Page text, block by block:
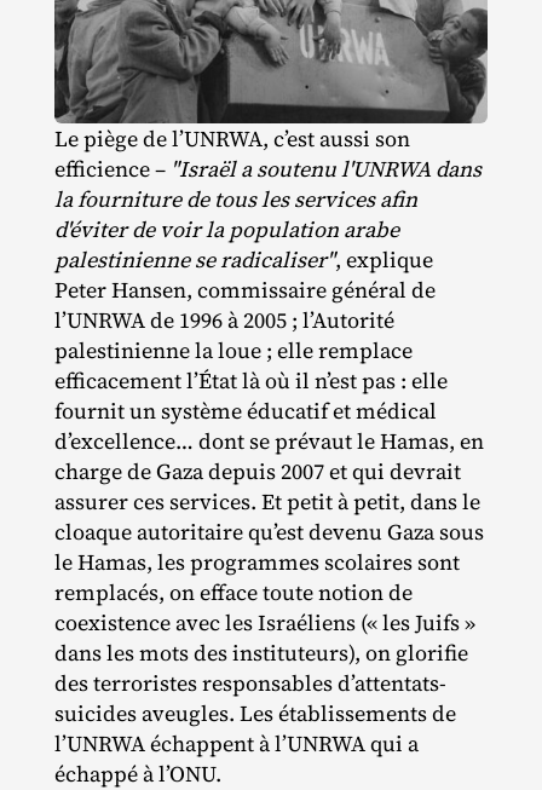
Le piège de l’UNRWA, c’est aussi son
efficience – "Israël a soutenu l'UNRWA dans
la fourniture de tous les services afin
d'éviter de voir la population arabe
palestinienne se radicaliser", explique
Peter Hansen, commissaire général de
l’UNRWA de 1996 à 2005 ; l’Autorité
palestinienne la loue ; elle remplace
efficacement l’État là où il n’est pas : elle
fournit un système éducatif et médical
d’excellence… dont se prévaut le Hamas, en
charge de Gaza depuis 2007 et qui devrait
assurer ces services. Et petit à petit, dans le
cloaque autoritaire qu’est devenu Gaza sous
le Hamas, les programmes scolaires sont
remplacés, on efface toute notion de
coexistence avec les Israéliens (« les Juifs »
dans les mots des instituteurs), on glorifie
des terroristes responsables d’attentats‐​
suicides aveugles. Les établissements de
l’UNRWA échappent à l’UNRWA qui a
échappé à l’ONU.